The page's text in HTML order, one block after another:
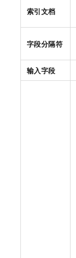
索引文档
字段分隔符
输入字段